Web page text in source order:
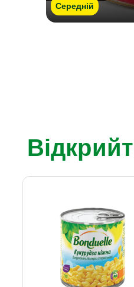
Середній